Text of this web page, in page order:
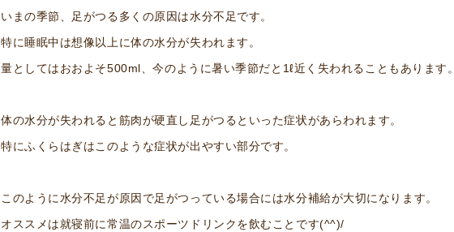
いまの季節、足がつる多くの原因は水分不足です。
特に睡眠中は想像以上に体の水分が失われます。
量としてはおおよそ500ml、今のように暑い季節だと1ℓ近く失われることもあります。
体の水分が失われると筋肉が硬直し足がつるといった症状があらわれます。
特にふくらはぎはこのような症状が出やすい部分です。
このように水分不足が原因で足がつっている場合には水分補給が大切になります。
オススメは就寝前に常温のスポーツドリンクを飲むことです(^^)/